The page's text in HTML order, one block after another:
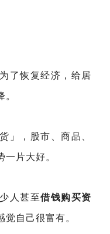
了恢复经济，给居
」，股市、商品、
片大好。
人甚至借钱购买资
觉自己很富有。